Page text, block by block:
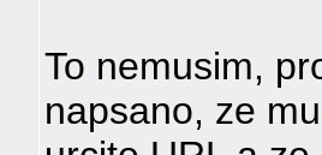
To nemusim,
napsano, ze